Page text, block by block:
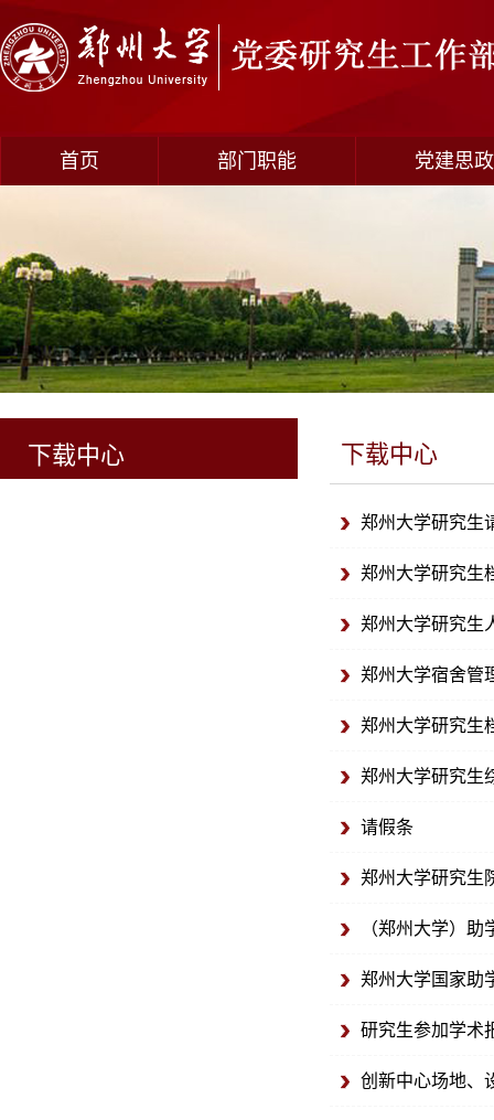
首页 部门职能 党建思政
下载中心 下载中心
郑州大学研究生
郑州大学研究生
郑州大学研究生
郑州大学宿舍管
郑州大学研究生
郑州大学研究生
请假条
郑州大学研究生
（郑州大学）
郑州大学国家助
研究生参加学术
创新中心场地、